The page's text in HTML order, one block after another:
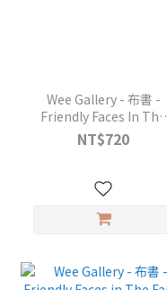
Wee Gallery - 布書 -
Friendly Faces In The
Garden
NT$720